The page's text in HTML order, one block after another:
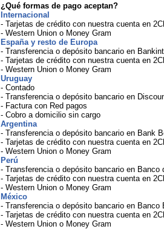
¿Qué formas de pago aceptan?
Internacional
- Tarjetas de crédito con nuestra cuenta en
- Western Union o Money Gram
España y resto de Europa
- Transferencia o depósito bancario en
- Tarjetas de crédito con nuestra cuenta en
- Western Union o Money Gram
Uruguay
- Contado
- Transferencia o depósito bancario en
- Factura con Red pagos
- Cobro a domicilio sin cargo
Argentina
- Transferencia o depósito bancario en Bank
- Tarjetas de crédito con nuestra cuenta en
- Western Union o Money Gram
Perú
- Transferencia o depósito bancario en Banco
- Tarjetas de crédito con nuestra cuenta en
- Western Union o Money Gram
México
- Transferencia o depósito bancario en Banco
- Tarjetas de crédito con nuestra cuenta en
- Western Union o Money Gram